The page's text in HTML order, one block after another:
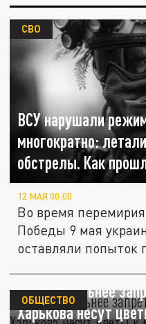
ВСУ нарушали
многократно:
обстрелы. Как
СВО
12 МАЯ 00:00
Во время
Победы 9 мая
оставляли попыток
Память сильнее
Харькова несут
ОБЩЕСТВО